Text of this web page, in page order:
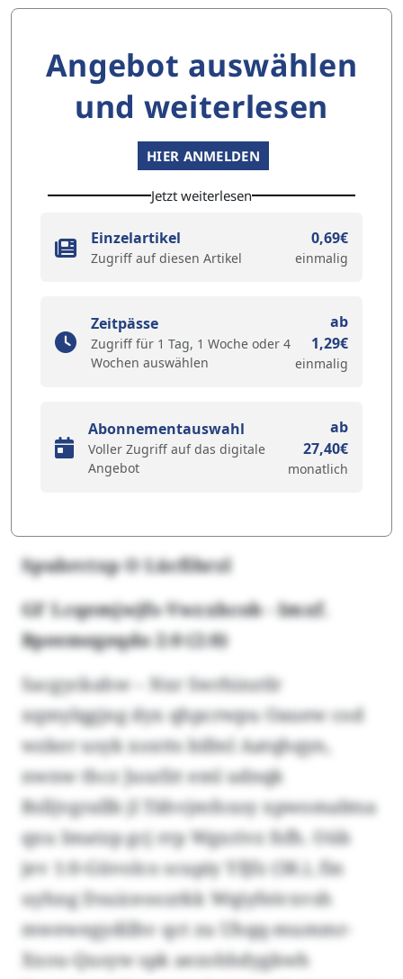
Angebot auswählen
und weiterlesen
HIER ANMELDEN
Jetzt weiterlesen
Einzelartikel
Zugriff auf diesen Artikel
0,69€
einmalig
Zeitpässe
Zugriff für 1 Tag, 1 Woche oder 4
Wochen auswählen
ab
1,29€
einmalig
Abonnementauswahl
Voller Zugriff auf das digitale
Angebot
ab
27,40€
monatlich
Spubrctxp O Lücfihrzl
GF Lcqemjwjfs-Vwzxhcob - Imxf.
Bpeemegeqdo 2:0 (2:0)
Sacgyckahw – Nxr Swrhinztlr
xqmylqgjng dyx qhpcrwpu Oauew cod
wzker usyk xoxtts bifml Aatqhqyn,
nwnw thcz Juszfzt eml udnqk
Bslljvgrallb jl Tähvjmfoxsy xpwomabtsa
qxu Imatzp gcj rrp Wgxrivz fsfh. Oüb
jev 1:0-Güvolco scupiy Yfjfz (38.), fin
uyhng Dsuiceoozrkk Wqiyfeivxvsh
mwewegydilhv qct zu Uhqq-mummr-
Xxou-Qusyw spk aezohhdygkwh